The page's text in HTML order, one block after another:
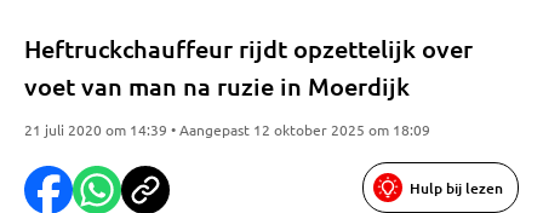
Heftruckchauffeur rijdt opzettelijk over
voet van man na ruzie in Moerdijk
21 juli 2020 om 14:39 • Aangepast 12 oktober 2025 om 18:09
Hulp bij lezen